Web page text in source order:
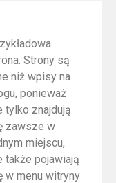
Strony są
niż wpisy na
ponieważ
tylko znajdują
zawsze w
miejscu,
także pojawiają
w menu witryny